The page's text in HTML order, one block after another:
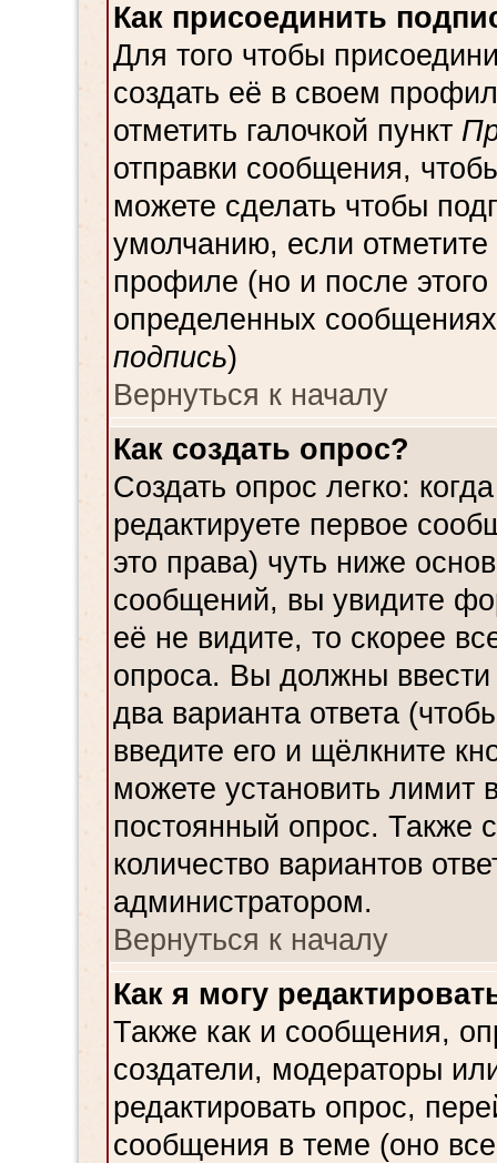
Как присоединить
Для того чтобы
создать её в своем
отметить галочкой пункт
отправки сообщения,
можете сделать чтобы
умолчанию, если
профиле (но и после
определенных
подпись)
Вернуться к началу
Как создать опрос?
Создать опрос легко:
редактируете первое
это права) чуть ниже
сообщений, вы увидите
её не видите, то скорее
опроса. Вы должны
два варианта ответа
введите его и щёлкните
можете установить лимит
постоянный опрос. Также
количество вариантов
администратором.
Вернуться к началу
Как я могу
Также как и сообщения,
создатели, модераторы
редактировать опрос,
сообщения в теме (оно